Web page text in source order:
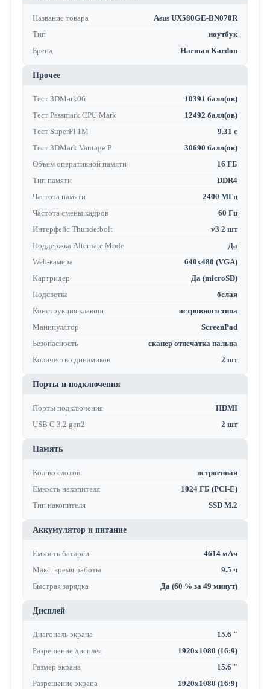
Название товара
Asus UX580GE-BN070R
Тип
ноутбук
Бренд
Harman Kardon
Прочее
Тест 3DMark06
10391 балл(ов)
Тест Passmark CPU Mark
12492 балл(ов)
Тест SuperPI 1M
9.31 с
Тест 3DMark Vantage P
30690 балл(ов)
Объем оперативной памяти
16 ГБ
Тип памяти
DDR4
Частота памяти
2400 МГц
Частота смены кадров
60 Гц
Интерфейс Thunderbolt
v3 2 шт
Поддержка Alternate Mode
Да
Web-камера
640x480 (VGA)
Картридер
Да (microSD)
Подсветка
белая
Конструкция клавиш
островного типа
Манипулятор
ScreenPad
Безопасность
сканер отпечатка пальца
Количество динамиков
2 шт
Порты и подключения
Порты подключения
HDMI
USB C 3.2 gen2
2 шт
Память
Кол-во слотов
встроенная
Емкость накопителя
1024 ГБ (PCI-E)
Тип накопителя
SSD M.2
Аккумулятор и питание
Емкость батареи
4614 мАч
Макс. время работы
9.5 ч
Быстрая зарядка
Да (60 % за 49 минут)
Дисплей
Диагональ экрана
15.6 "
Разрешение дисплея
1920x1080 (16:9)
Размер экрана
15.6 "
Разрешение экрана
1920x1080 (16:9)